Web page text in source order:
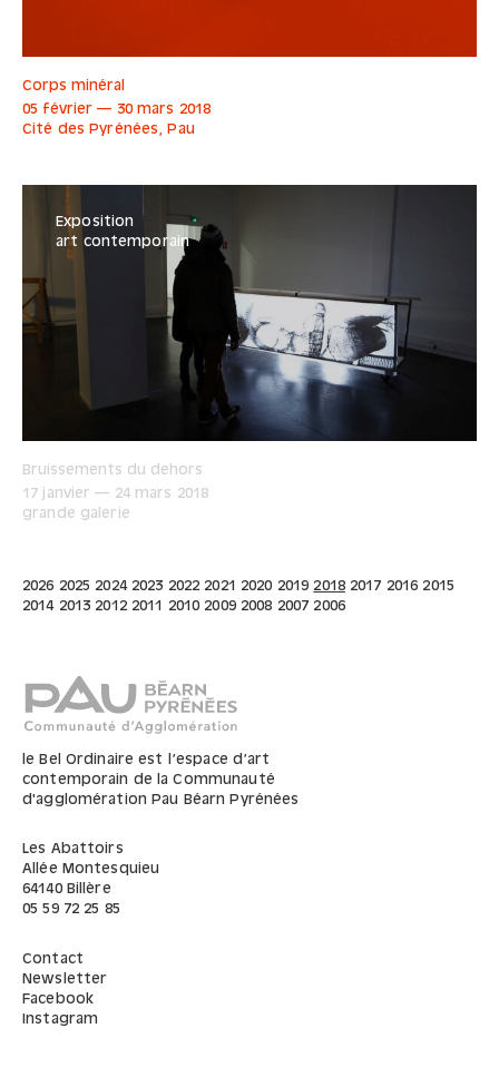
Corps minéral
05 février — 30 mars 2018
Cité des Pyrénées, Pau
Exposition
art contemporain
Bruissements du dehors
17 janvier — 24 mars 2018
grande galerie
2026 2025 2024 2023 2022 2021 2020 2019 2018 2017 2016 2015
2014 2013 2012 2011 2010 2009 2008 2007 2006
le Bel Ordinaire est l’espace d’art
contemporain de la Communauté
d'agglomération Pau Béarn Pyrénées
Les Abattoirs
Allée Montesquieu
64140 Billère
05 59 72 25 85
Contact
Newsletter
Facebook
Instagram